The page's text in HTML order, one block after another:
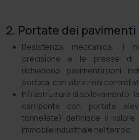
2. Portate dei
Resistenza meccanica: i
precisione e le presse di
richiedono pavimentazioni
portata, con vibrazioni
Infrastruttura di sollevamento:
carriponte con portate
tonnellate) definisce il valore
immobile industriale nel tempo.